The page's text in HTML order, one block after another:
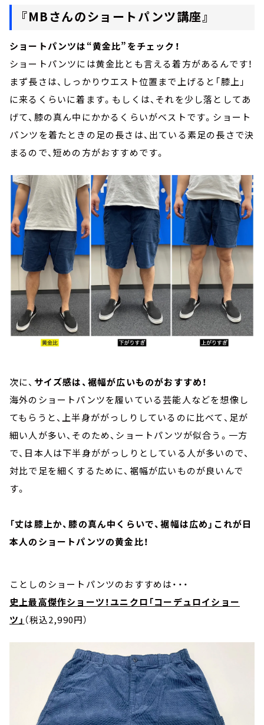
『MBさんのショートパンツ講座』
ショートパンツは“黄金比”をチェック！
ショートパンツには黄金比とも言える着方があるんです！
まず長さは、しっかりウエスト位置まで上げると「膝上」
に来るくらいに着ます。もしくは、それを少し落としてあ
げて、膝の真ん中にかかるくらいがベストです。ショート
パンツを着たときの足の長さは、出ている素足の長さで決
まるので、短めの方がおすすめです。
次に、 サイズ感は、裾幅が広いものがおすすめ！
海外のショートパンツを履いている芸能人などを想像し
てもらうと、上半身ががっしりしているのに比べて、足が
細い人が多い、そのため、ショートパンツが似合う。一方
で、日本人は下半身ががっしりとしている人が多いので、
対比で足を細くするために、裾幅が広いものが良いんで
す。
「丈は膝上か、膝の真ん中くらいで、裾幅は広め」これが日
本人のショートパンツの黄金比！
ことしのショートパンツのおすすめは・・・
史上最高傑作ショーツ！ユニクロ「コーデュロイショー
ツ」 （税込2,990円）